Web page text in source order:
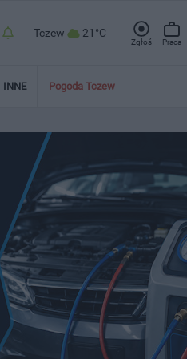
Tczew 21°C
Zgłoś Praca
INNE Pogoda Tczew